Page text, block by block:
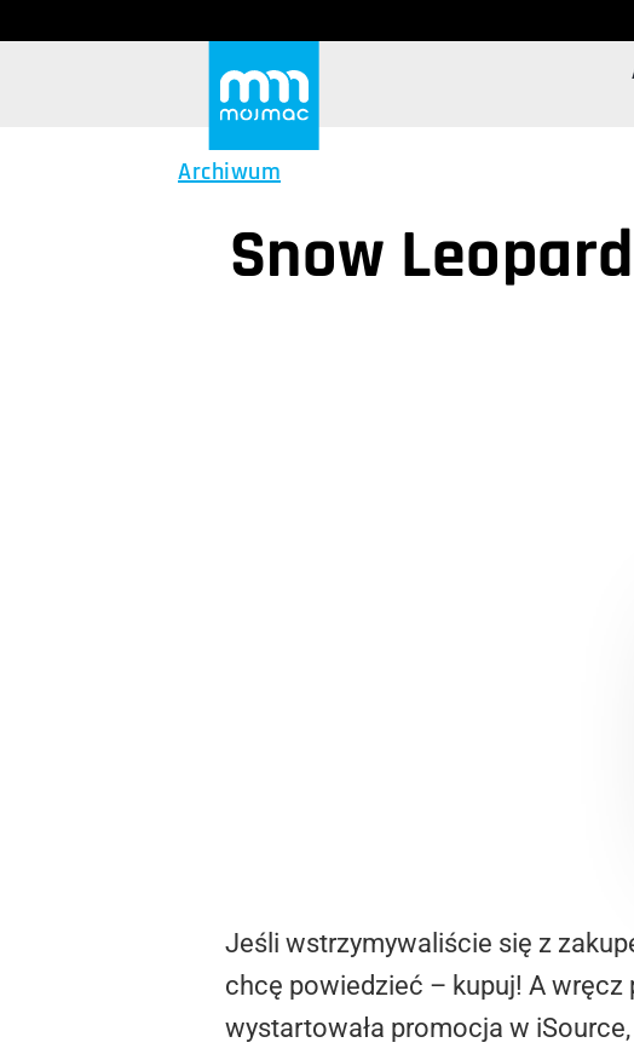
Archiwum
Snow
Jeśli wstrzymywaliście się z
chcę powiedzieć – kupuj! A
wystartowała promocja w